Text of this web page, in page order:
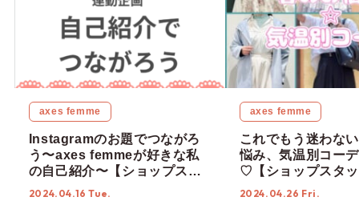
axes femme
Instagramのお題でつながろ
う〜axes femmeが好きな私
の自己紹介〜【ショップスタ
ッフ編集部】
2024.04.16 Tue.
axes femme
これでもう迷わな
悩み、気温別コー
♡【ショップスタ
部】
2024.04.26 Fri.